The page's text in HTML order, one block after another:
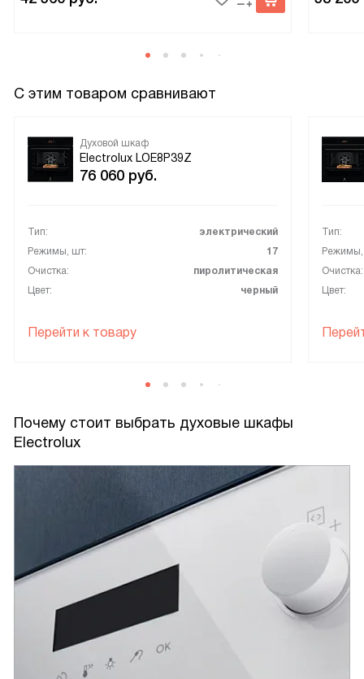
С этим товаром сравнивают
Духовой шкаф
Electrolux LOE8P39Z
76 060 руб.
Тип:
электрический
Режимы, шт:
17
Очистка:
пиролитическая
Цвет:
черный
Перейти к товару
Тип:
Очистка:
Цвет:
Почему стоит выбрать духовые шкафы
Electrolux